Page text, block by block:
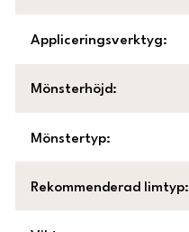
Appliceringsverktyg:
Mönsterhöjd:
Mönstertyp:
Rekommenderad limtyp: